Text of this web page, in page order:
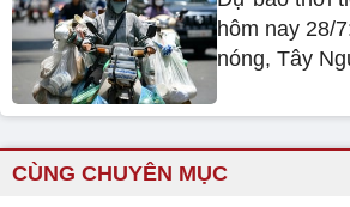
hôm nay 28/
nóng, Tây
CÙNG CHUYÊN MỤC